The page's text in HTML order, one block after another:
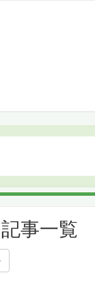
事一覧